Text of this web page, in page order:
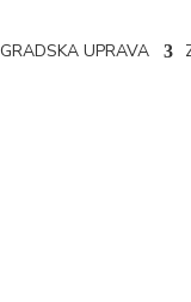
GRADSKA UPRAVA